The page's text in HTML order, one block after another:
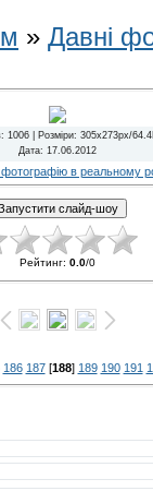
» Давні
: 1006 | Розміри: 305x273px/
Дата: 17.06.2012
в реальному
Рейтинг: 0.0/0
186 187[188] 189 190 191